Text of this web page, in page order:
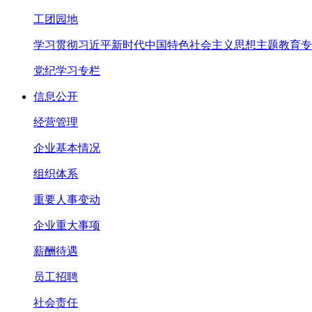
工团园地
学习贯彻习近平新时代中国特色社会主义思想主题教育
党纪学习专栏
信息公开
经营管理
企业基本情况
组织体系
重要人事变动
企业重大事项
薪酬待遇
员工招聘
社会责任